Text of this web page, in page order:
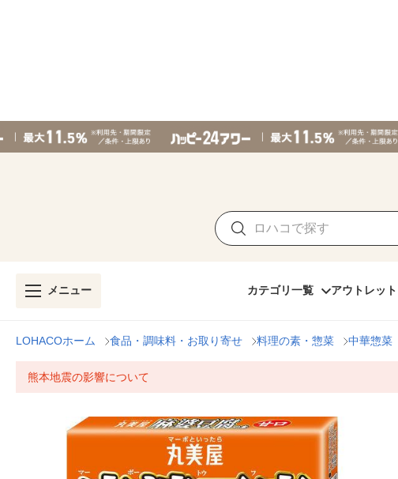
メニュー カテゴリ一覧 アウトレット
LOHACOホーム 食品・調味料・お取り寄せ 料理の素・惣菜 中華惣菜
熊本地震の影響について